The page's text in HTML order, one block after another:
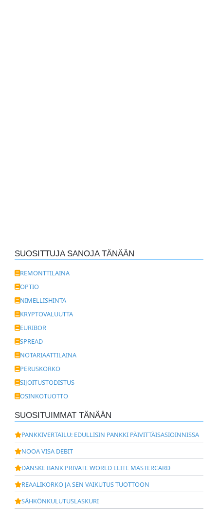
SUOSITTUJA SANOJA TÄNÄÄN
REMONTTILAINA
OPTIO
NIMELLISHINTA
KRYPTOVALUUTTA
EURIBOR
SPREAD
NOTARIAATTILAINA
PERUSKORKO
SIJOITUSTODISTUS
OSINKOTUOTTO
SUOSITUIMMAT TÄNÄÄN
PANKKIVERTAILU: EDULLISIN PANKKI PÄIVITTÄISASIOINNISSA
NOOA VISA DEBIT
DANSKE BANK PRIVATE WORLD ELITE MASTERCARD
REAALIKORKO JA SEN VAIKUTUS TUOTTOON
SÄHKÖNKULUTUSLASKURI